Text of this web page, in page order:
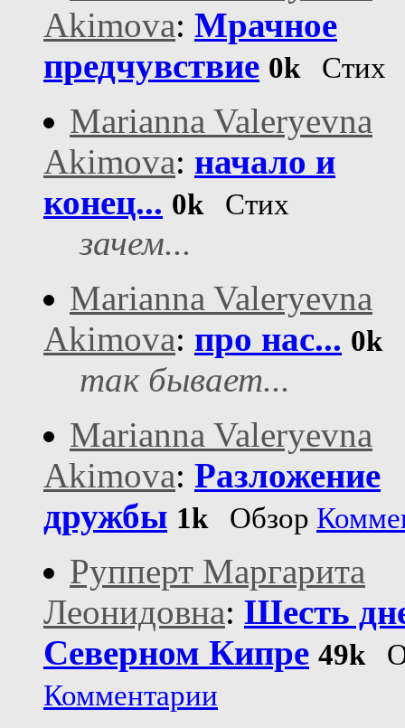
Akimova: Мрачное
предчувствие 0kСтих
Marianna Valeryevna
Akimova: начало и
конец... 0kСтих
зачем...
Marianna Valeryevna
Akimova: про нас... 0k
так бывает...
Marianna Valeryevna
Akimova: Разложение
дружбы 1kОбзор
Рупперт Маргарита
Леонидовна: Шесть
Северном Кипре 49k
Комментарии